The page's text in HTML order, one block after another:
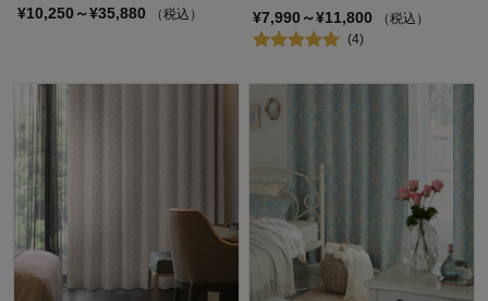
¥10,250～¥35,880
（税込） ¥7,990～¥11,800
（税込）
(4)